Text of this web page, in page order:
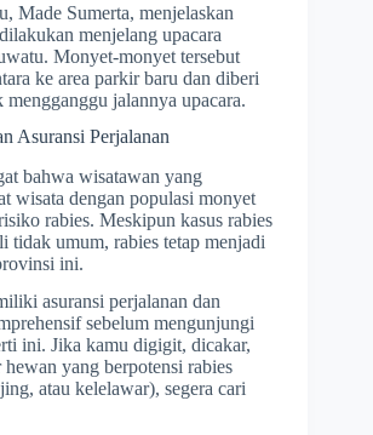
Made Sumerta, menjelaskan
menjelang upacara
Monyet-monyet tersebut
ke area parkir baru dan diberi
mengganggu jalannya upacara.
Asuransi Perjalanan
bahwa wisatawan yang
wisata dengan populasi monyet
rabies. Meskipun kasus rabies
tidak umum, rabies tetap menjadi
ini.
asuransi perjalanan dan
sebelum mengunjungi
ini. Jika kamu digigit, dicakar,
yang berpotensi rabies
atau kelelawar), segera cari